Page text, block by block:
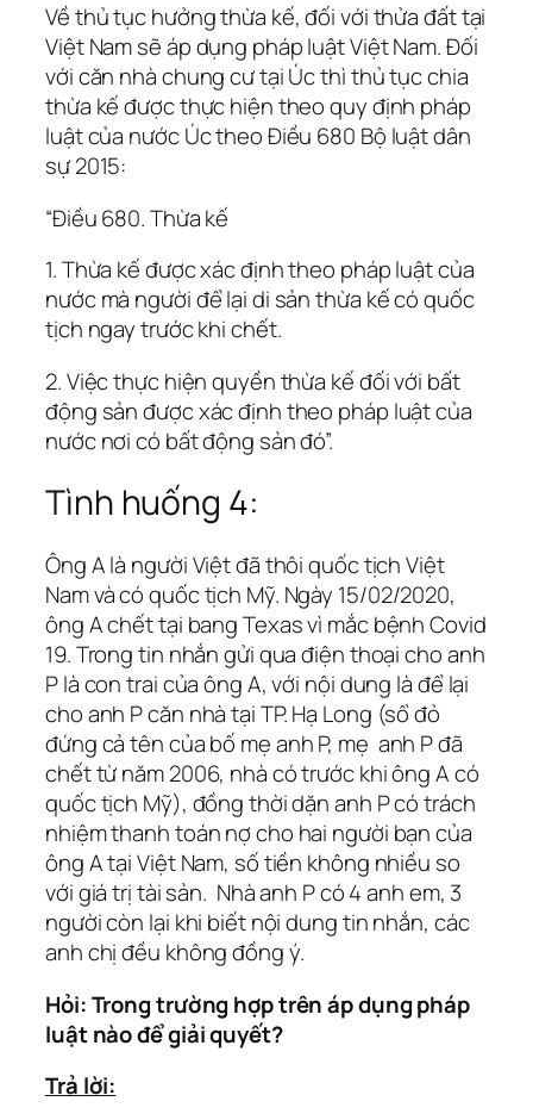
Về thủ tục hưởng thừa kế, đối với thửa đất tại
Việt Nam sẽ áp dụng pháp luật Việt Nam. Đối
với căn nhà chung cư tại Úc thì thủ tục chia
thừa kế được thực hiện theo quy định pháp
luật của nước Úc theo Điều 680 Bộ luật dân
sự 2015:
“Điều 680. Thừa kế
1. Thừa kế được xác định theo pháp luật của
nước mà người để lại di sản thừa kế có quốc
tịch ngay trước khi chết.
2. Việc thực hiện quyền thừa kế đối với bất
động sản được xác định theo pháp luật của
nước nơi có bất động sản đó”.
Tình huống 4:
Ông A là người Việt đã thôi quốc tịch Việt
Nam và có quốc tịch Mỹ. Ngày 15/02/2020,
ông A chết tại bang Texas vì mắc bệnh Covid
19. Trong tin nhắn gửi qua điện thoại cho anh
P là con trai của ông A, với nội dung là để lại
cho anh P căn nhà tại TP. Hạ Long (sổ đỏ
đứng cả tên của bố mẹ anh P, mẹ anh P đã
chết từ năm 2006, nhà có trước khi ông A có
quốc tịch Mỹ), đồng thời dặn anh P có trách
nhiệm thanh toán nợ cho hai người bạn của
ông A tại Việt Nam, số tiền không nhiều so
với giá trị tài sản. Nhà anh P có 4 anh em, 3
người còn lại khi biết nội dung tin nhắn, các
anh chị đều không đồng ý.
Hỏi: Trong trường hợp trên áp dụng pháp
luật nào để giải quyết?
Trả lời: